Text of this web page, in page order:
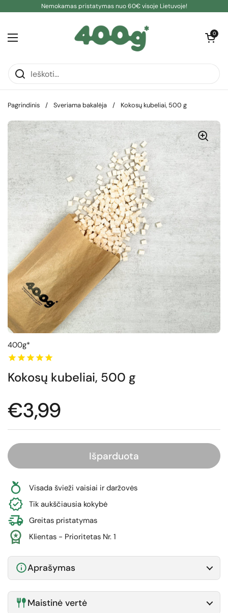
Pereiti prie turinioNemokamas pristatymas nuo 60€ visoje Lietuvoje!
Atidaryti meniu
Atidaryti
0
Pagrindinis / Sveriama bakalėja / Kokosų kubeliai, 500 g
400g*
Kokosų kubeliai, 500 g
Normali kaina
€3,99
Išparduota
Visada švieži vaisiai ir daržovės
Tik aukščiausia kokybė
Greitas pristatymas
Klientas - Prioritetas Nr. 1
Aprašymas
Maistinė vertė